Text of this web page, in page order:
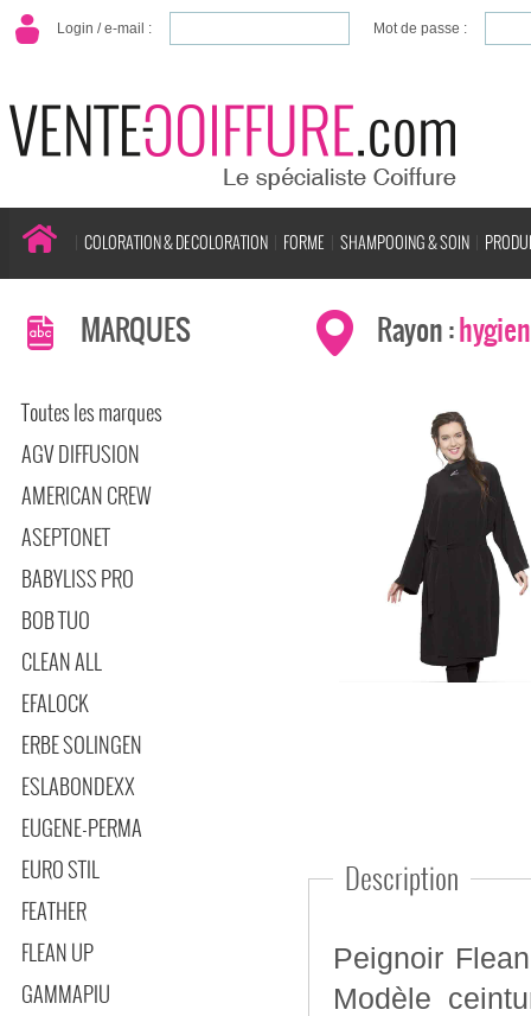
Login / e-mail : Mot de passe :
COLORATION & DECOLORATION FORME SHAMPOOING & SOIN
MARQUES
Toutes les marques
AGV DIFFUSION
AMERICAN CREW
ASEPTONET
BABYLISS PRO
BOB TUO
CLEAN ALL
EFALOCK
ERBE SOLINGEN
ESLABONDEXX
EUGENE-PERMA
EURO STIL
FEATHER
FLEAN UP
GAMMAPIU
Rayon :
Description
Peignoir
Modèle